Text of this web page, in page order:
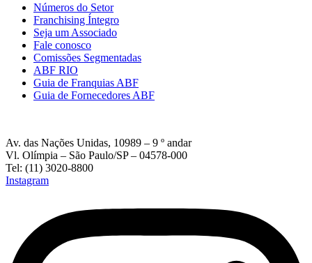
Números do Setor
Franchising Íntegro
Seja um Associado
Fale conosco
Comissões Segmentadas
ABF RIO
Guia de Franquias ABF
Guia de Fornecedores ABF
Av. das Nações Unidas, 10989 – 9 º andar
Vl. Olímpia – São Paulo/SP – 04578-000
Tel: (11) 3020-8800
Instagram